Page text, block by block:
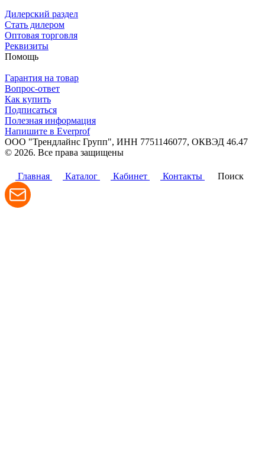
Дилерский раздел
Стать дилером
Оптовая торговля
Реквизиты
Помощь
Гарантия на товар
Вопрос-ответ
Как купить
Подписаться
Полезная информация
Напишите в Everprof
ООО "Трендлайнс Групп", ИНН 7751146077, ОКВЭД 46.47
© 2026. Все права защищены
Главная
Каталог Кабинет Контакты Поиск